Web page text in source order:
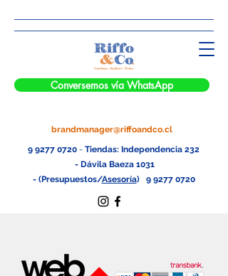
Conversemos vía WhatsApp
brandmanager@riffoandco.cl
9 9277 0720 - Tiendas: Independencia 232
- Dávila Baeza 1031
- (Presupuestos/Asesoría) 9 9277 0720